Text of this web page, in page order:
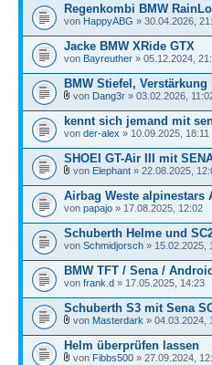
Regenkombi BMW
von HappyABG » 30.04.2026,
Jacke BMW XRide GTX
von Bayreuther » 05.12.2024,
BMW Stiefel, Verstärkung
von Dang3r » 03.02.2026,
kennt sich jemand mit
von der-alex » 10.09.2025, 18:11
SHOEI GT-Air III mit
von Elephant » 22.08.2025,
Airbag Weste alpinestars
von papajo » 17.08.2025, 12:02
Schuberth Helme und
von Schmidjorsch » 15.02.2025,
BMW TFT / Sena /
von frank.d » 17.05.2025, 14:23
Schuberth S3 mit Sena
von Masterdark » 04.03.2024,
Helm überprüfen lassen
von Fibbs500 » 27.09.2024,